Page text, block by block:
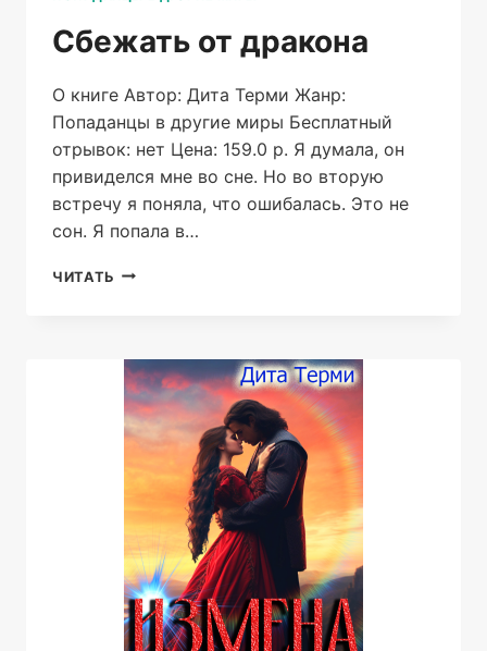
Сбежать от дракона
О книге Автор: Дита Терми Жанр:
Попаданцы в другие миры Бесплатный
отрывок: нет Цена: 159.0 р. Я думала, он
привиделся мне во сне. Но во вторую
встречу я поняла, что ошибалась. Это не
сон. Я попала в…
ЧИТАТЬ СБЕЖАТЬ